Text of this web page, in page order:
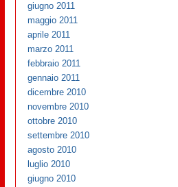
giugno 2011
maggio 2011
aprile 2011
marzo 2011
febbraio 2011
gennaio 2011
dicembre 2010
novembre 2010
ottobre 2010
settembre 2010
agosto 2010
luglio 2010
giugno 2010